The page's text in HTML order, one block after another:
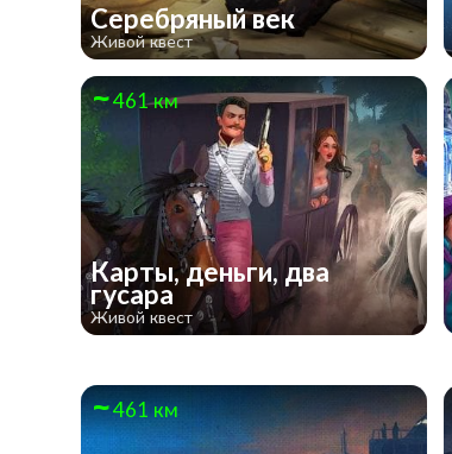
Серебряный век
Живой квест
461 км
Карты, деньги, два
гусара
Живой квест
461 км